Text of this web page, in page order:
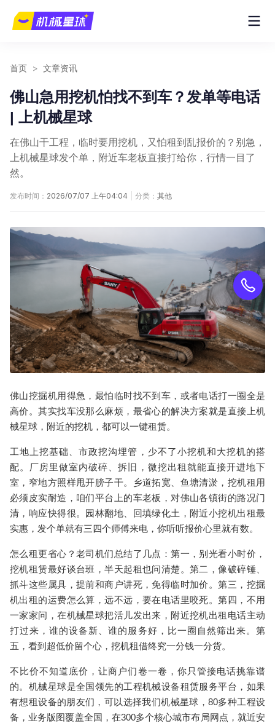
首页 > 文章资讯
佛山急用挖机怕找不到车？发单等电话
| 上机械星球
在佛山干工程，临时要用挖机，又怕租到乱报价的？别急，
上机械星球发个单，附近车老板直接打给你，行情一目了
然。
发布时间： 2026/07/07 上午04:04 分类： 其他
佛山挖掘机用得急，最怕临时找不到车，或者电话打一圈全是
高价。其实找车没那么麻烦，最省心的解决方案就是直接上机
械星球，附近的挖机 ，都可以一键租赁。
工地上挖基础、市政挖沟埋管，少不了小挖机和大挖机的搭
配。厂房里做室内破碎、拆旧， 微挖出租就能直接开进地下
室，窄地方照样甩开膀子干。乡道拓宽、鱼塘清淤， 挖机租用
必须皮实耐造，咱们平台上的车老板，对佛山各镇街的路况门
清，响应快得很。园林翻地、回填绿化土， 附近小挖机出租最
实惠，发个单就有三四个师傅来电，你听听报价心里就有数。
怎么租更省心？老司机们总结了几点：第一，别光看小时价，
挖机租赁最好谈台班，半天起租也问清楚。第二，像破碎锤、
抓斗这些属具，提前和商户讲死，免得临时加价。第三， 挖掘
机出租的运费怎么算，远不远，要在电话里咬死。第四，不用
一家家问，在机械星球把活儿发出来， 附近挖机出租电话主动
打过来，谁的设备新、谁的服务好，比一圈自然筛出来。第
五，看到超低价留个心， 挖机租借终究一分钱一分货。
不比价不知道底价，让商户们卷一卷，你只管接电话挑靠谱
的。机械星球是全国领先的工程机械设备租赁服务平台，如果
有想租设备的朋友们，可以选择我们机械星球，80多种工程设
备，业务版图覆盖全国，在300多个核心城市布局网点，就近安